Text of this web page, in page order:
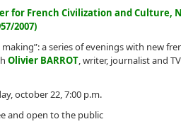
for French Civilization and Culture,
2007)
a series of evenings with new
Olivier BARROT, writer, journalist and
october 22, 7:00 p.m.
and open to the public